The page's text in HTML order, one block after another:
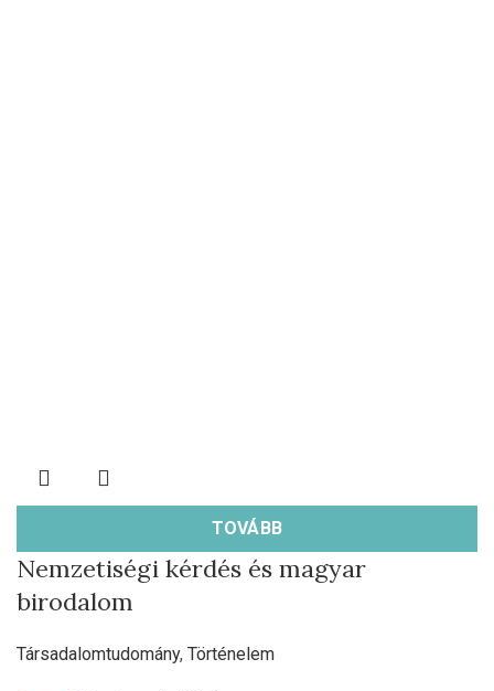
TOVÁBB
Nemzetiségi kérdés és magyar
birodalom
Társadalomtudomány, Történelem